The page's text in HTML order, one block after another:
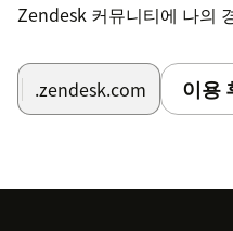
Zendesk 커뮤니티에 나의
.zendesk.com 이용